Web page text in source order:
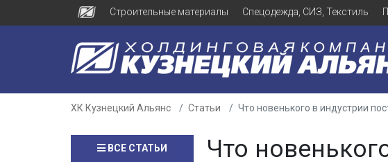
Строительные материалы Спецодежда, СИЗ, Текстиль
ХК Кузнецкий Альянс Статьи Что новенького в индустрии
ВСЕ СТАТЬИ Что